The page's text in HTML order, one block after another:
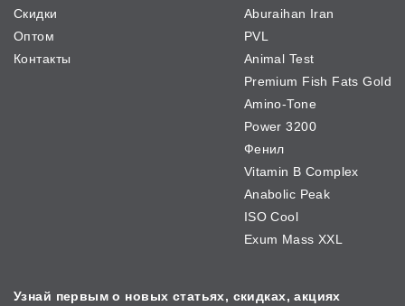
Скидки
Оптом
Контакты
Aburaihan Iran
PVL
Animal Test
Premium Fish Fats Gold
Amino-Tone
Power 3200
Фенил
Vitamin B Complex
Anabolic Peak
ISO Cool
Exum Mass XXL
Узнай первым о новых статьях, скидках, акциях